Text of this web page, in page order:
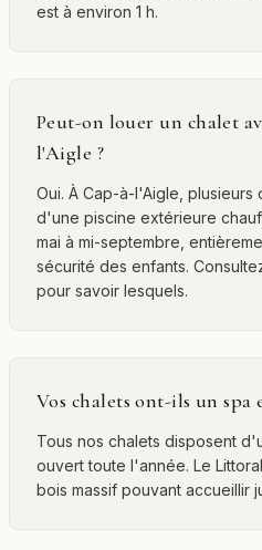
est à environ 1 h.
Peut-on louer un chalet
l'Aigle ?
Oui. À Cap-à-l'Aigle,
d'une piscine extérieure
mai à mi-septembre,
sécurité des enfants.
pour savoir lesquels.
Vos chalets ont-ils un spa
Tous nos chalets disposent
ouvert toute l'année. Le
bois massif pouvant accueillir